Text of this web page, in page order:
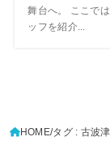
舞台へ。 ここで
ッフを紹介...
HOME タグ : 古波